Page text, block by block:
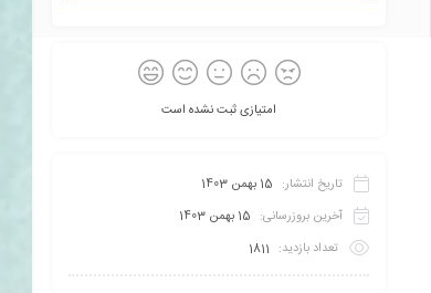
امتیازی ثبت نشده است
تاریخ انتشار: 15 بهمن 1403
آخرین بروزرسانی: 15 بهمن 1403
تعداد بازدید: 1811